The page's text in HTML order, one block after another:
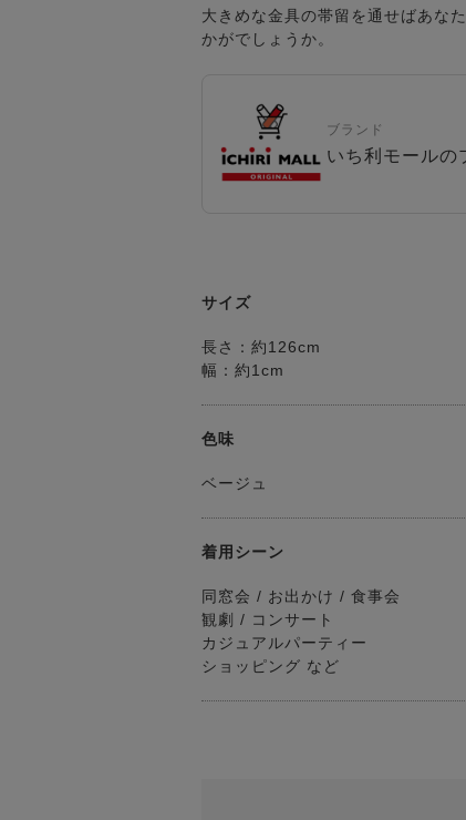
大きめな金具の帯留を通せばあな
かがでしょうか。
ブランド
いち利モールの
サイズ
長さ：約126cm
幅：約1cm
色味
ベージュ
着用シーン
同窓会 / お出かけ / 食事会
観劇 / コンサート
カジュアルパーティー
ショッピング など